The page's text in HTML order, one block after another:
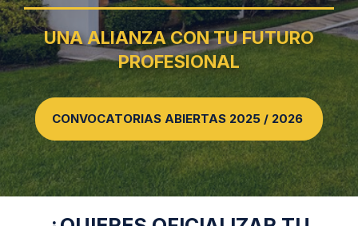
UNA ALIANZA CON TU FUTURO
PROFESIONAL
CONVOCATORIAS ABIERTAS 2025 / 2026